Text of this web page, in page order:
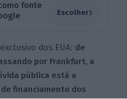
fonte
Escolher›
dos EUA: de
por Frankfurt, a
pública está a
financiamento dos